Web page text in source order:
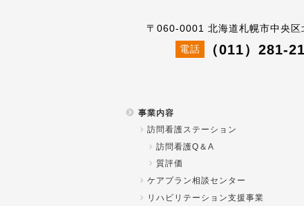
〒060-0001 北海道札幌市中央
電話
（011）281-
事業内容
訪問看護ステーション
訪問看護Q＆A
質評価
ケアプラン相談センター
リハビリテーション支援事業